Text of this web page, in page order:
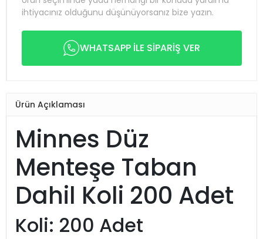
ihtiyacınız olduğunu düşünüyorsanız bize yazın.
WHATSAPP İLE SİPARİŞ VER
Ürün Açıklaması
Minnes Düz
Menteşe Taban
Dahil Koli 200 Adet
Koli: 200 Adet